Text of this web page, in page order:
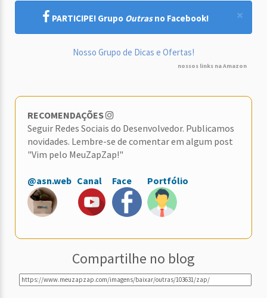
×
PARTICIPE! Grupo Outrasno Facebook!
Nosso Grupo de Dicas e Ofertas!
nossos links na Amazon
RECOMENDAÇÕES
Seguir Redes Sociais do Desenvolvedor. Publicamos
novidades. Lembre-se de comentar em algum post
"Vim pelo MeuZapZap!"
@asn.web Canal Face Portfólio
Compartilhe no blog